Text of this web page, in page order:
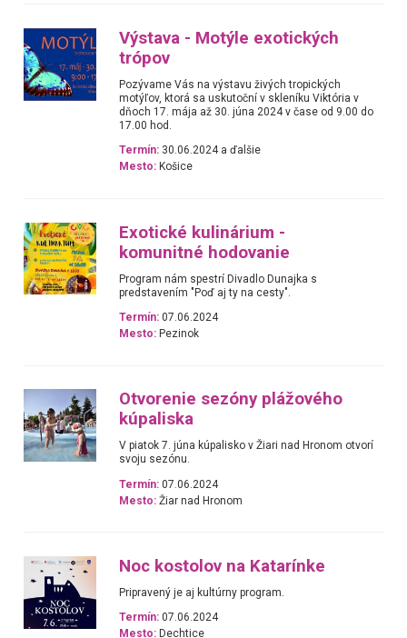
Výstava - Motýle exotických
trópov
Pozývame Vás na výstavu živých tropických
motýľov, ktorá sa uskutoční v skleníku Viktória v
dňoch 17. mája až 30. júna 2024 v čase od 9.00 do
17.00 hod.
Termín: 30.06.2024 a ďalšie
Mesto: Košice
Exotické kulinárium -
komunitné hodovanie
Program nám spestrí Divadlo Dunajka s
predstavením "Poď aj ty na cesty".
Termín: 07.06.2024
Mesto: Pezinok
Otvorenie sezóny plážového
kúpaliska
V piatok 7. júna kúpalisko v Žiari nad Hronom otvorí
svoju sezónu.
Termín: 07.06.2024
Mesto: Žiar nad Hronom
Noc kostolov na Katarínke
Pripravený je aj kultúrny program.
Termín: 07.06.2024
Mesto: Dechtice